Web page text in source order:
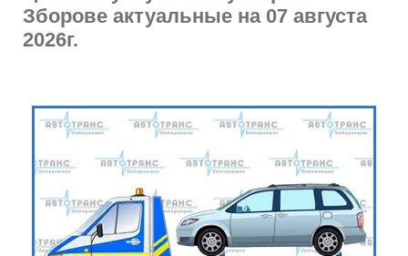
Зборове актуальные на 07 августа
2026г.